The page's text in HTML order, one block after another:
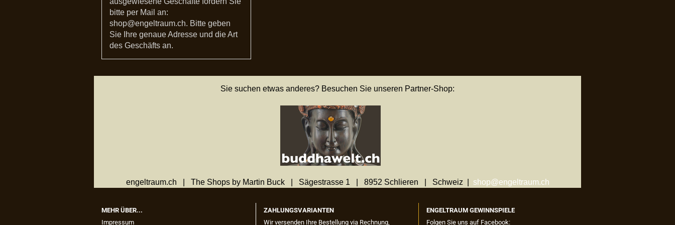
bitte per Mail an:
shop@engeltraum.ch. Bitte geben
Sie Ihre genaue Adresse und die Art
des Geschäfts an.
Sie suchen etwas anderes? Besuchen Sie unseren Partner-Shop:
engeltraum.ch | The Shops by Martin Buck | Sägestrasse 1 | 8952 Schlieren | Schweiz | shop@engeltraum.ch
MEHR ÜBER...
Impressum
ZAHLUNGSVARIANTEN
Wir versenden Ihre Bestellung via Rechnung,
ENGELTRAUM GEWINNSPIELE
Folgen Sie uns auf Facebook: